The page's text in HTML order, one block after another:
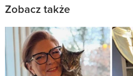
Zobacz także